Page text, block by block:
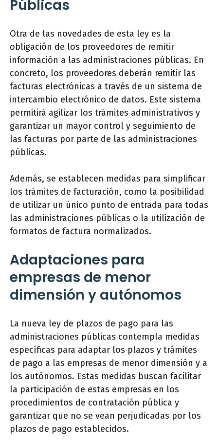
Públicas
Otra de las novedades de esta ley es la
obligación de los proveedores de remitir
información a las administraciones públicas. En
concreto, los proveedores deberán remitir las
facturas electrónicas a través de un sistema de
intercambio electrónico de datos. Este sistema
permitirá agilizar los trámites administrativos y
garantizar un mayor control y seguimiento de
las facturas por parte de las administraciones
públicas.
Además, se establecen medidas para simplificar
los trámites de facturación, como la posibilidad
de utilizar un único punto de entrada para todas
las administraciones públicas o la utilización de
formatos de factura normalizados.
Adaptaciones para
empresas de menor
dimensión y autónomos
La nueva ley de plazos de pago para las
administraciones públicas contempla medidas
específicas para adaptar los plazos y trámites
de pago a las empresas de menor dimensión y a
los autónomos. Estas medidas buscan facilitar
la participación de estas empresas en los
procedimientos de contratación pública y
garantizar que no se vean perjudicadas por los
plazos de pago establecidos.